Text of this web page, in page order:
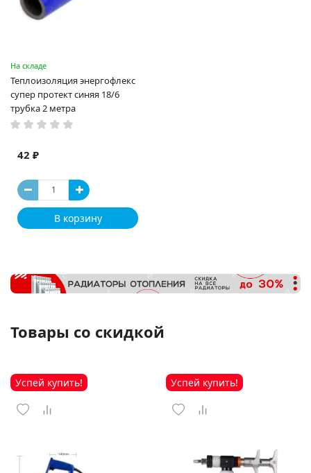
На складе
Теплоизоляция энергофлекс
супер протект синяя 18/6
трубка 2 метра
42 ₽
В корзину
Товары со скидкой
Успей купить! Успей купить!